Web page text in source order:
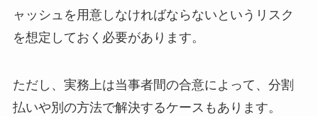
ャッシュを用意しなければならないというリスク
を想定しておく必要があります。
ただし、実務上は当事者間の合意によって、分割
払いや別の方法で解決するケースもあります。